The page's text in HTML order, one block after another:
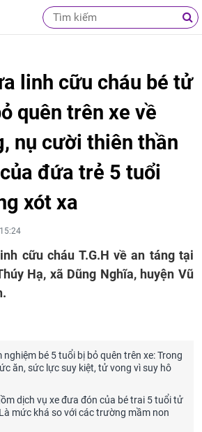
linh cữu cháu bé tử
quên trên xe về
nụ cười thiên thần
đứa trẻ 5 tuổi
xót xa
cữu cháu T.G.H về an táng tại
Hạ, xã Dũng Nghĩa, huyện Vũ
bé 5 tuổi bị bỏ quên trên xe: Trong
ăn, sức lực suy kiệt, tử vong vì suy hô
dịch vụ xe đưa đón của bé trai 5 tuổi tử
mức khá so với các trường mầm non